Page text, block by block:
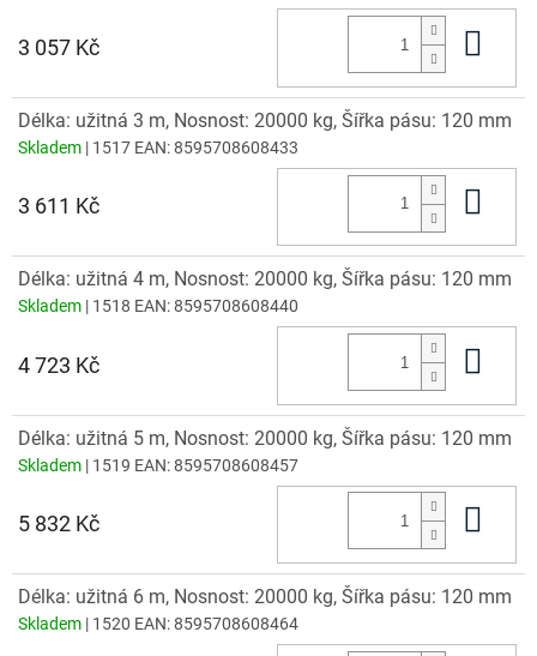
3 057 Kč
Délka: užitná 3 m, Nosnost: 20000 kg, Šířka pásu: 120 mm
Skladem | 1517 EAN:8595708608433
3 611 Kč
Délka: užitná 4 m, Nosnost: 20000 kg, Šířka pásu: 120 mm
Skladem | 1518 EAN:8595708608440
4 723 Kč
Délka: užitná 5 m, Nosnost: 20000 kg, Šířka pásu: 120 mm
Skladem | 1519 EAN:8595708608457
5 832 Kč
Délka: užitná 6 m, Nosnost: 20000 kg, Šířka pásu: 120 mm
Skladem | 1520 EAN:8595708608464